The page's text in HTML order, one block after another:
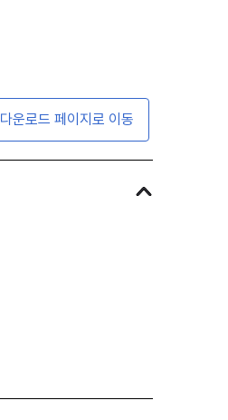
다운로드 페이지로 이동